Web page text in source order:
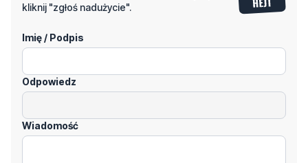
kliknij "zgłoś nadużycie".
Imię / Podpis
Odpowiedz
Wiadomość